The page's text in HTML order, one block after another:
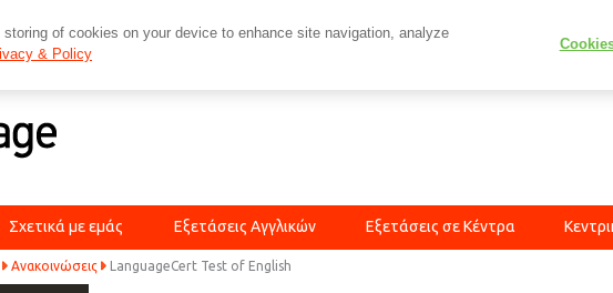
Σχετικά με εμάς Εξετάσεις Αγγλικών Εξετάσεις σε Κέντρα
Ανακοινώσεις LanguageCert Test of English
of cookies on your device to enhance site navigation, analyze
& Policy